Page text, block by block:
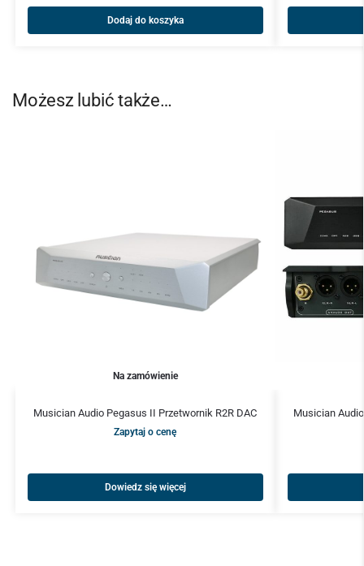
Dodaj do koszyka
Możesz lubić także…
Na zamówienie
Musician Audio Pegasus II Przetwornik R2R DAC
Zapytaj o cenę
Dowiedz się więcej
Musician